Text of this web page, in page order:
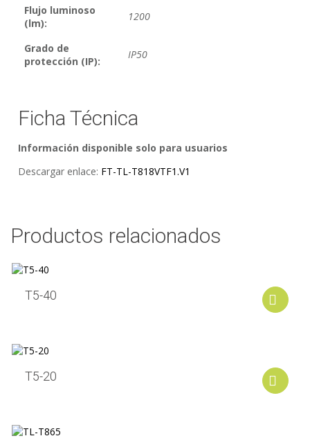
Flujo luminoso
(lm):
1200
Grado de
protección (IP):
IP50
Ficha Técnica
Información disponible solo para usuarios
Descargar enlace: FT-TL-T818VTF1.V1
Productos relacionados
T5-40
T5-20